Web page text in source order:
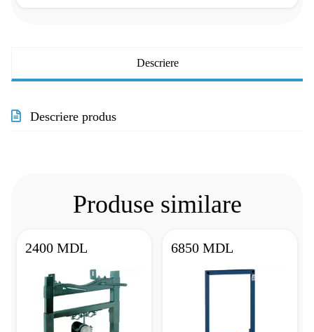
Descriere
Descriere produs
Produse similare
2400 MDL 6850 MDL